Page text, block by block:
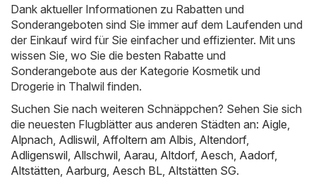
Dank aktueller Informationen zu Rabatten und
Sonderangeboten sind Sie immer auf dem Laufenden und
der Einkauf wird für Sie einfacher und effizienter. Mit uns
wissen Sie, wo Sie die besten Rabatte und
Sonderangebote aus der Kategorie Kosmetik und
Drogerie in Thalwil finden.
Suchen Sie nach weiteren Schnäppchen? Sehen Sie sich
die neuesten Flugblätter aus anderen Städten an: Aigle,
Alpnach, Adliswil, Affoltern am Albis, Altendorf,
Adligenswil, Allschwil, Aarau, Altdorf, Aesch, Aadorf,
Altstätten, Aarburg, Aesch BL, Altstätten SG.